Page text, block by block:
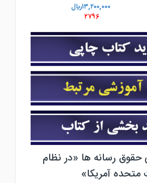
۱۳,۲۰۰,۰۰۰ريال
۲۷۹۶
رسانه ها «در نظام
متحده آمریکا»